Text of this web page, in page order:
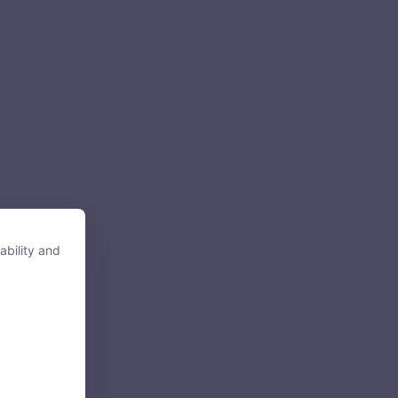
and
and